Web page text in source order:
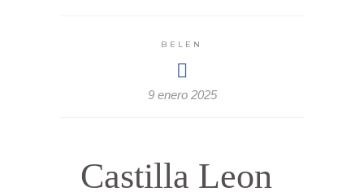
BELEN
9 enero 2025
Castilla Leon